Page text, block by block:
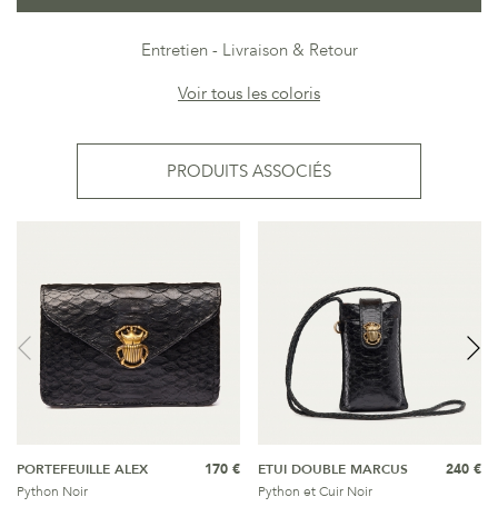
Entretien
Livraison & Retour
Voir tous les coloris
PRODUITS ASSOCIÉS
PORTEFEUILLE ALEX
Python Noir
170 €
ETUI DOUBLE MARCUS
Python et Cuir Noir
240 €